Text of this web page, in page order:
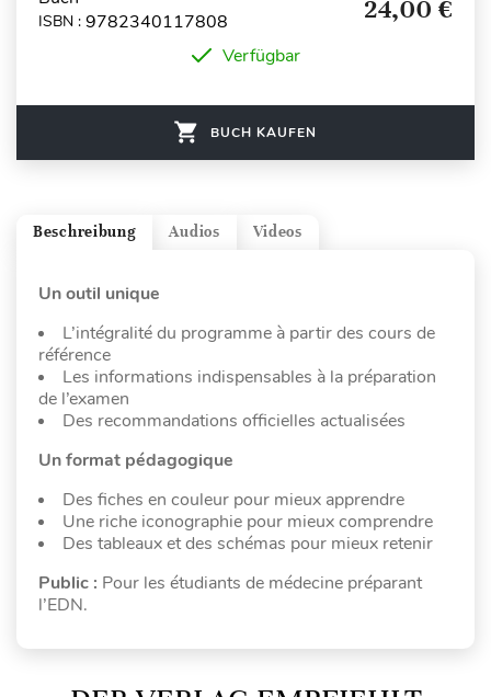
ISBN : 9782340117808 24,00 €
Verfügbar
BUCH KAUFEN
Videos
Audios
Beschreibung
Un outil unique
L’intégralité du programme à partir des cours de
référence
Les informations indispensables à la préparation
de l’examen
Des recommandations officielles actualisées
Un format pédagogique
Des fiches en couleur pour mieux apprendre
Une riche iconographie pour mieux comprendre
Des tableaux et des schémas pour mieux retenir
Public : Pour les étudiants de médecine préparant
l’EDN.